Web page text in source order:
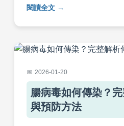
具吸引力。
閱讀全文
2026-01-20
腸病毒如何傳染？
與預防方法